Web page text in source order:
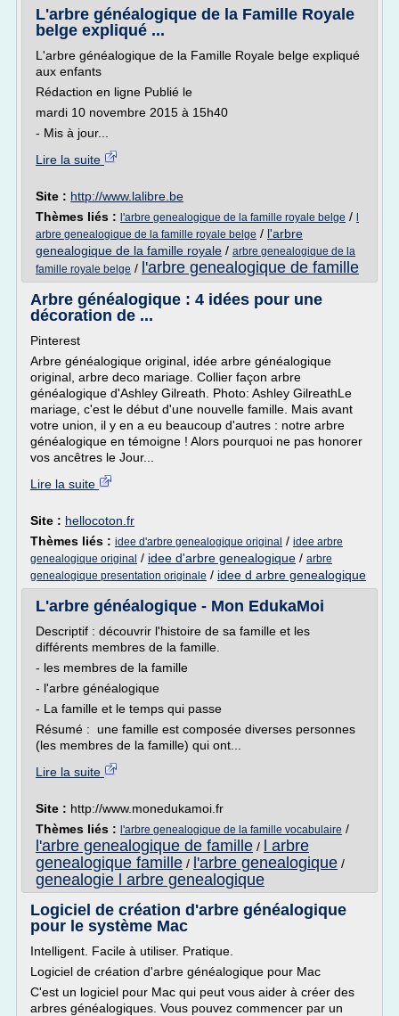
L'arbre généalogique de la Famille Royale
belge expliqué ...
L'arbre généalogique de la Famille Royale belge expliqué
aux enfants
Rédaction en ligne Publié le
mardi 10 novembre 2015 à 15h40
- Mis à jour...
Lire la suite
Site : http://www.lalibre.be
Thèmes liés : l'arbre genealogique de la famille royale belge /
arbre genealogique de la famille royale belge / l'arbre
genealogique de la famille royale / arbre genealogique de la
famille royale belge / l'arbre genealogique de famille
Arbre généalogique : 4 idées pour une
décoration de ...
Pinterest
Arbre généalogique original, idée arbre généalogique
original, arbre deco mariage. Collier façon arbre
généalogique d'Ashley Gilreath. Photo: Ashley GilreathLe
mariage, c'est le début d'une nouvelle famille. Mais avant
votre union, il y en a eu beaucoup d'autres : notre arbre
généalogique en témoigne ! Alors pourquoi ne pas honorer
vos ancêtres le Jour...
Lire la suite
Site : hellocoton.fr
Thèmes liés : idee d'arbre genealogique original / idee arbre
genealogique original / idee d'arbre genealogique / arbre
genealogique presentation originale / idee d arbre genealogique
L'arbre généalogique - Mon EdukaMoi
Descriptif : découvrir l'histoire de sa famille et les
différents membres de la famille.
- les membres de la famille
- l'arbre généalogique
- La famille et le temps qui passe
Résumé : une famille est composée diverses personnes
(les membres de la famille) qui ont...
Lire la suite
Site : http://www.monedukamoi.fr
Thèmes liés : l'arbre genealogique de la famille vocabulaire /
l'arbre genealogique de famille /
l arbre
genealogique famille / l'arbre genealogique /
genealogie l arbre genealogique
Logiciel de création d'arbre généalogique
pour le système Mac
Intelligent. Facile à utiliser. Pratique.
Logiciel de création d'arbre généalogique pour Mac
C'est un logiciel pour Mac qui peut vous aider à créer des
arbres généalogiques. Vous pouvez commencer par un